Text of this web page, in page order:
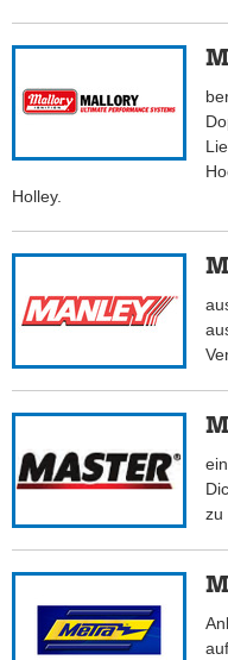
Holley.
zu